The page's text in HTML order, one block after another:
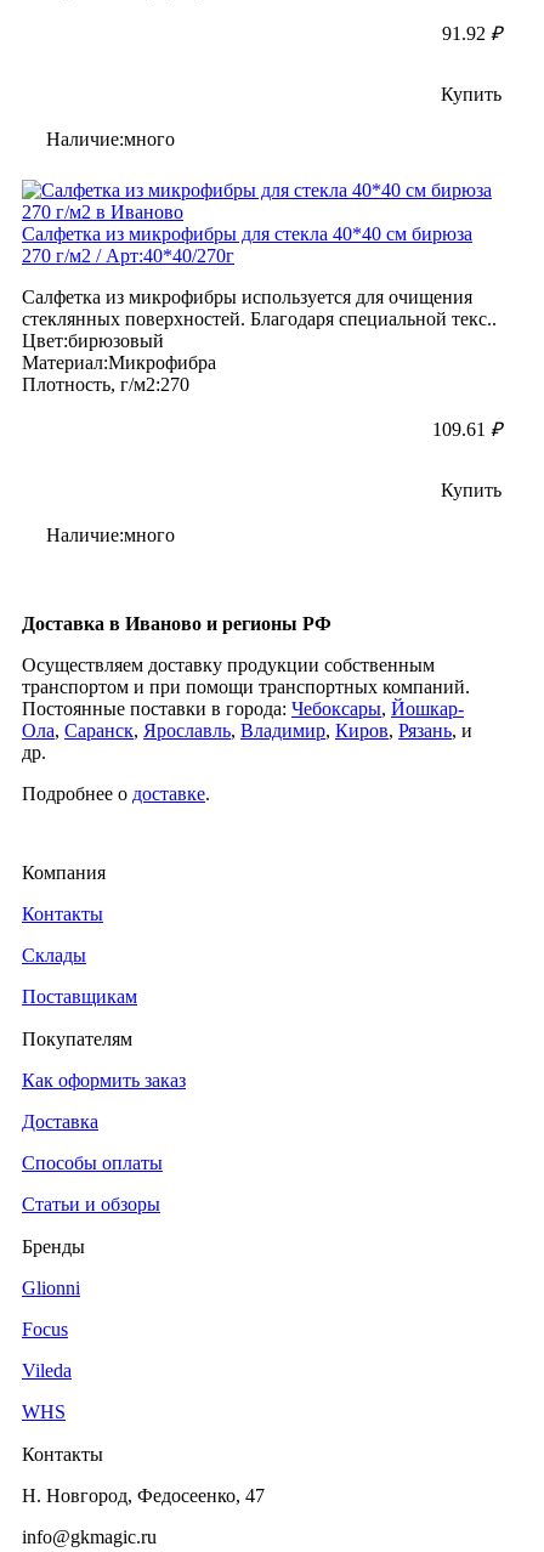
91.92 ₽
Купить
Наличие:много
Салфетка из микрофибры для стекла 40*40 см бирюза
270 г/м2 / Арт:40*40/270г
Салфетка из микрофибры используется для очищения
стеклянных поверхностей. Благодаря специальной текс..
Цвет:бирюзовый
Материал:Микрофибра
Плотность, г/м2:270
109.61 ₽
Купить
Наличие:много
Доставка в Иваново и регионы РФ
Осуществляем доставку продукции собственным
транспортом и при помощи транспортных компаний.
Постоянные поставки в города: Чебоксары, Йошкар-
Ола, Саранск, Ярославль, Владимир, Киров, Рязань, и
др.
Подробнее о доставке.
Компания
Контакты
Склады
Поставщикам
Покупателям
Как оформить заказ
Доставка
Способы оплаты
Статьи и обзоры
Бренды
Glionni
Focus
Vileda
WHS
Контакты
Н. Новгород, Федосеенко, 47
info@gkmagic.ru